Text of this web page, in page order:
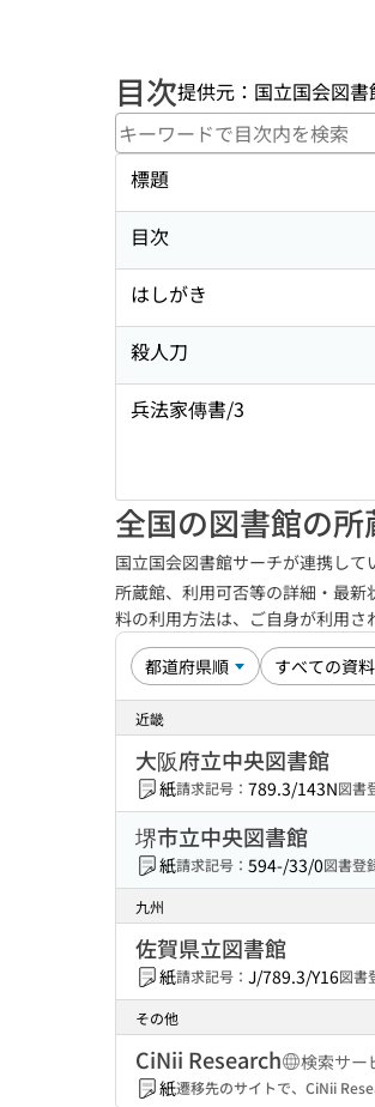
目次提供元：国立国会図
標題
目次
はしがき
殺人刀
兵法家傳書/3
全国の図書館の所
国立国会図書館サーチが連携して
所蔵館、利用可否等の詳細・最
料の利用方法は、ご自身が利用
近畿
大阪府立中央図書館
紙請求記号： 789.3/143N図書
堺市立中央図書館
紙請求記号： 594-/33/0図書登
九州
佐賀県立図書館
紙請求記号： J/789.3/Y16図書
その他
CiNii Research
検索サー
紙遷移先のサイトで、CiNii